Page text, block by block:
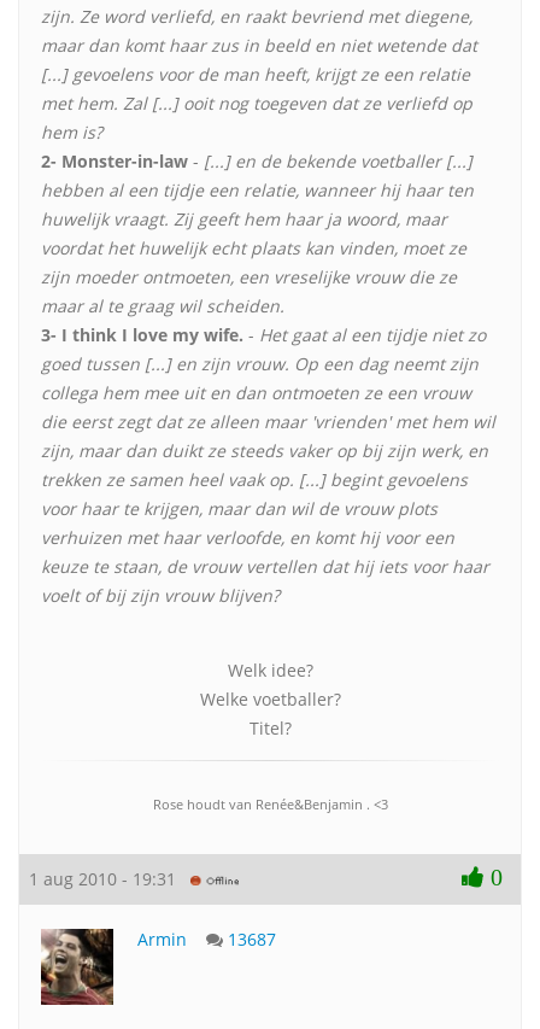
zijn. Ze word verliefd, en raakt bevriend met diegene,
maar dan komt haar zus in beeld en niet wetende dat
[...] gevoelens voor de man heeft, krijgt ze een relatie
met hem. Zal [...] ooit nog toegeven dat ze verliefd op
hem is?
2- Monster-in-law - [...] en de bekende voetballer [...]
hebben al een tijdje een relatie, wanneer hij haar ten
huwelijk vraagt. Zij geeft hem haar ja woord, maar
voordat het huwelijk echt plaats kan vinden, moet ze
zijn moeder ontmoeten, een vreselijke vrouw die ze
maar al te graag wil scheiden.
3- I think I love my wife. - Het gaat al een tijdje niet zo
goed tussen [...] en zijn vrouw. Op een dag neemt zijn
collega hem mee uit en dan ontmoeten ze een vrouw
die eerst zegt dat ze alleen maar 'vrienden' met hem wil
zijn, maar dan duikt ze steeds vaker op bij zijn werk, en
trekken ze samen heel vaak op. [...] begint gevoelens
voor haar te krijgen, maar dan wil de vrouw plots
verhuizen met haar verloofde, en komt hij voor een
keuze te staan, de vrouw vertellen dat hij iets voor haar
voelt of bij zijn vrouw blijven?
Welk idee?
Welke voetballer?
Titel?
Rose houdt van Renée&Benjamin . <3
1 aug 2010 - 19:31 0
Armin 13687